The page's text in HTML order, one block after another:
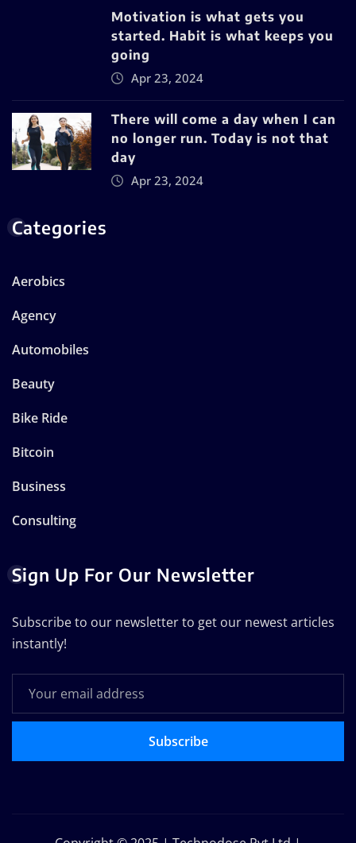
Motivation is what gets you
started. Habit is what keeps you
going
Apr 23, 2024
There will come a day when I can
no longer run. Today is not that
day
Apr 23, 2024
Categories
Aerobics
Agency
Automobiles
Beauty
Bike Ride
Bitcoin
Business
Consulting
Sign Up For Our Newsletter
Subscribe to our newsletter to get our newest articles
instantly!
Subscribe